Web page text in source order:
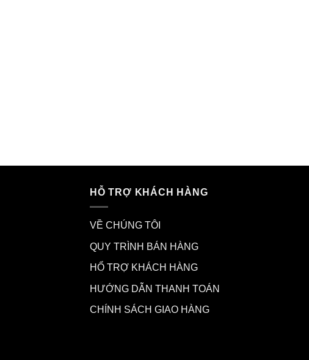
HỖ TRỢ KHÁCH HÀNG
VỀ CHÚNG TÔI
QUY TRÌNH BÁN HÀNG
HỔ TRỢ KHÁCH HÀNG
HƯỚNG DẪN THANH TOÁN
CHÍNH SÁCH GIAO HÀNG